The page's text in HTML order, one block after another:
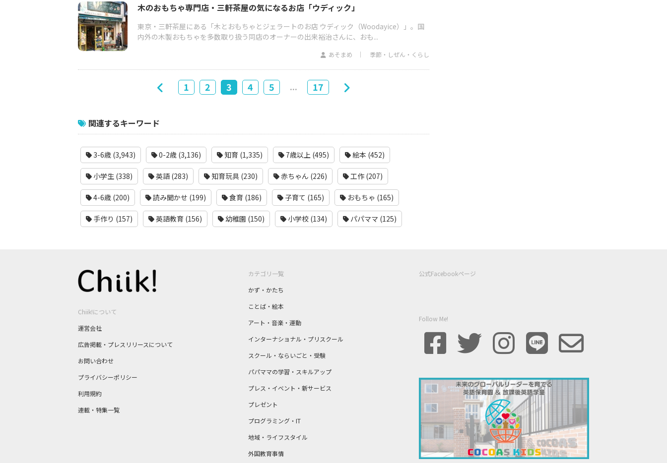
木のおもちゃ専門店・三軒茶屋の気になるお店「ウディック」
東京・三軒茶屋にある「木とおもちゃとジェラートのお店 ウディック（Woodayice）」。国
内外の木製おもちゃを多数取り扱う同店のオーナーの出来裕治さんに、おも...
あそまめ 季節・しぜん・くらし
1 2 3 4 5 ... 17
関連するキーワード
3-6歳 (3,943) 0-2歳 (3,136) 知育 (1,335) 7歳以上 (495) 絵本 (452)
小学生 (338) 英語 (283) 知育玩具 (230) 赤ちゃん (226) 工作 (207)
4-6歳 (200) 読み聞かせ (199) 食育 (186) 子育て (165) おもちゃ (165)
手作り (157) 英語教育 (156) 幼稚園 (150) 小学校 (134) パパママ (125)
Chiik!について
運営会社
広告掲載・プレスリリースについて
お問い合わせ
プライバシーポリシー
利用規約
連載・特集一覧
カテゴリ一覧
かず・かたち
ことば・絵本
アート・音楽・運動
インターナショナル・プリスクール
スクール・ならいごと・受験
パパママの学習・スキルアップ
プレス・イベント・新サービス
プレゼント
プログラミング・IT
地域・ライフスタイル
外国教育事情
公式Facebookページ
Follow Me!